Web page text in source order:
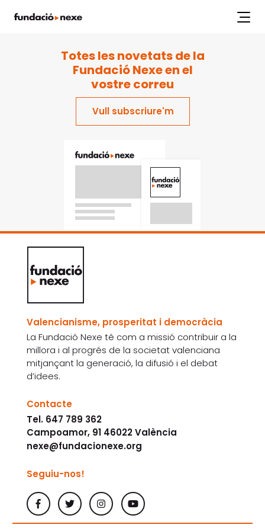
Labs Projectes Publicacions
index.php
Totes les novetats de la
Fundació Nexe en el
vostre correu
Vull subscriure'm
Valencianisme, prosperitat i democràcia
La Fundació Nexe té com a missió contribuir a la
millora i al progrés de la societat valenciana
mitjançant la generació, la difusió i el debat
d’idees.
Contacte
Tel. 647 789 362
Campoamor, 91 46022 València
nexe@fundacionexe.org
Seguiu-nos!